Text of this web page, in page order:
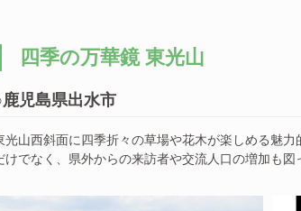
四季の万華鏡 東光山
児島県出水市
光山西斜面に四季折々の草場や花木が楽しめる魅
けでなく、県外からの来訪者や交流人口の増加も図